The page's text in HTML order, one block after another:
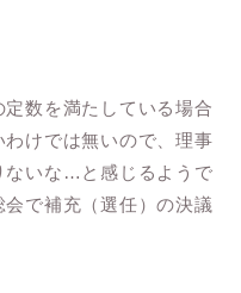
数を満たしている場合
けでは無いので、理事
ないな…と感じるようで
で補充（選任）の決議